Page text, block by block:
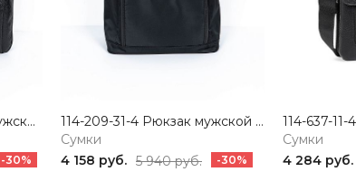
114-630-11-4 Портфель мужской черный Portofiano
-30%
114-209-31-4 Рюкзак мужской черный 365
Сумки
4 158 руб. 5 940 руб. -30%
Сумки
4 284 руб.